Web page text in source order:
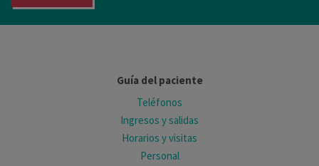
Guía del paciente
Teléfonos
Ingresos y salidas
Horarios y visitas
Personal